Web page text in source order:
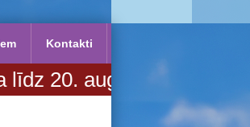
Kontakti
augustam. Vairāk